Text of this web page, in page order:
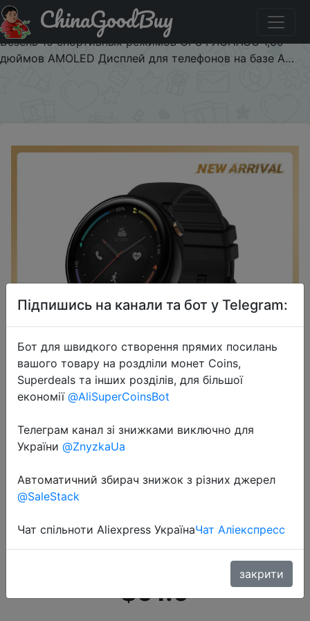
Купити по знижці ZAZDOROVIE Оригинальная
глобальная Amazfit Nexo Smartwatch керамический
Безель 10 спортивных режимов GPS ГЛОНАСС 1,39
дюймов AMOLED Дисплей для телефонов на базе A…
ChinaGoodBuy
2021-01-11
Оригинальная глобальная Amazfit
Безель 10 спортивных режимов
GPS ГЛОНАСС 1,39 дюймов
AMOLED Дисплей для телефонов
на базе A…
$91.9
Підпишись на канали та бот у Telegram:
Бот для швидкого створення прямих посилань
вашого товару на роздліли монет Coins,
Superdeals та інших розділів, для більшої
економії @AliSuperCoinsBot
Телеграм канал зі знижками виключно для
України @ZnyzkaUa
Автоматичний збирач знижок з різних джерел
@SaleStack
Чат спільноти Aliexpress УкраїнаЧат Аліекспресс
закрити